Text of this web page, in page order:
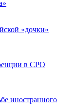
«дочки»
в СРО
иностранного